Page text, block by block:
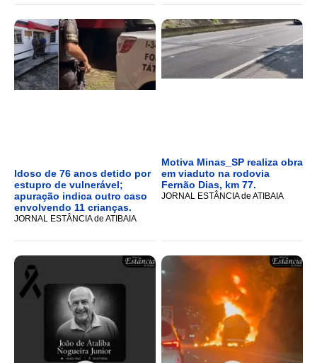
Idoso de 76 anos detido por
estupro de vulnerável;
apuração indica outro caso
envolvendo 11 crianças.
JORNAL ESTÂNCIA de ATIBAIA
Motiva Minas_SP realiza obra
em viaduto na rodovia
Fernão Dias, km 77.
JORNAL ESTÂNCIA de ATIBAIA